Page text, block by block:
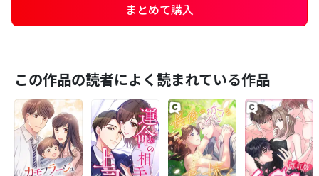
まとめて購入
この作品の読者によく読まれている作品